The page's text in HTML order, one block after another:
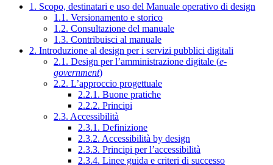
1. Scopo, destinatari e uso del Manuale operativo di design
1.1. Versionamento e storico
1.2. Consultazione del manuale
1.3. Contribuisci al manuale
2. Introduzione al design per i servizi pubblici digitali
2.1. Design per l’amministrazione digitale (e-
government)
2.2. L’approccio progettuale
2.2.1. Buone pratiche
2.2.2. Principi
2.3. Accessibilità
2.3.1. Definizione
2.3.2. Accessibilità by design
2.3.3. Principi per l’accessibilità
2.3.4. Linee guida e criteri di successo